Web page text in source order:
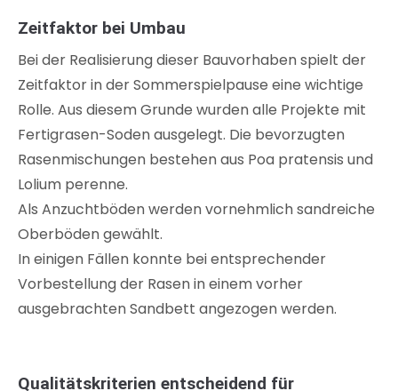
Zeitfaktor bei Umbau
Bei der Realisierung dieser Bauvorhaben spielt der
Zeitfaktor in der Sommerspielpause eine wichtige
Rolle. Aus diesem Grunde wurden alle Projekte mit
Fertigrasen-Soden ausgelegt. Die bevorzugten
Rasenmischungen bestehen aus Poa pratensis und
Lolium perenne.
Als Anzuchtböden werden vornehmlich sandreiche
Oberböden gewählt.
In einigen Fällen konnte bei entsprechender
Vorbestellung der Rasen in einem vorher
ausgebrachten Sandbett angezogen werden.
Qualitätskriterien entscheidend für